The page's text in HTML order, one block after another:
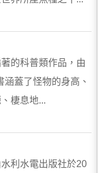
的科普類作品，由
蓋了怪物的身高、
棲息地...
利水電出版社於20